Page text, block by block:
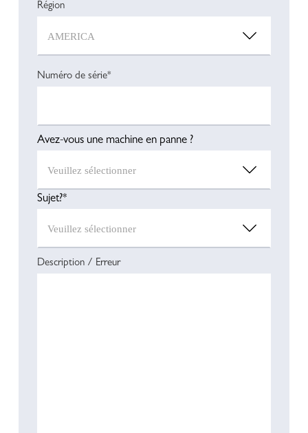
Région
Numéro de série*
Avez-vous une machine en panne ?
Sujet?*
Description / Erreur